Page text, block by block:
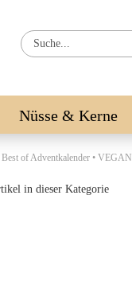
Nüsse & Kerne
of Adventkalender •
in dieser Kategorie